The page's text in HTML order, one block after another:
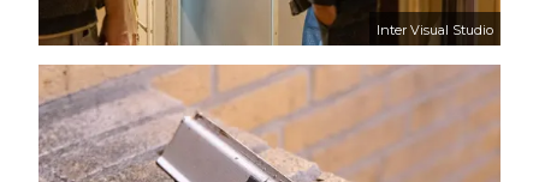
Inter Visual Studio